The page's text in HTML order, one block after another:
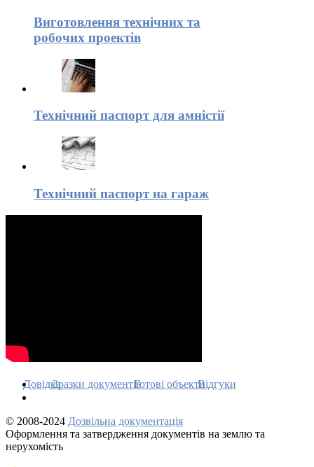
Виготовлення технічних та
робочих проектів
Технічний паспорт для амністії
Технічний паспорт на гараж
ДовідкаЗразки документівГотові объектиВідгуки
© 2008-2024 Дозвільна документація
Оформлення та затвердження документів на землю та
нерухомість